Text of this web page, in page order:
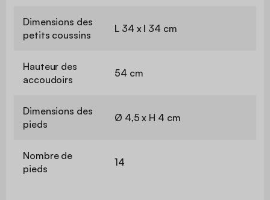
Dimensions des
petits coussins
L 34 x l 34 cm
Hauteur des
accoudoirs
54 cm
Dimensions des
pieds
Ø 4,5 x H 4 cm
Nombre de
pieds
14